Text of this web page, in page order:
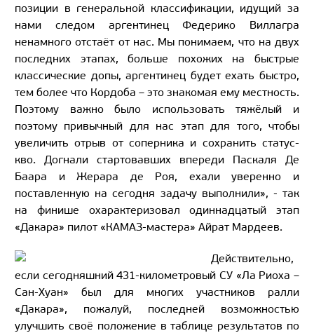
позиции в генеральной классификации, идущий за
нами следом аргентинец Федерико Виллагра
ненамного отстаёт от нас. Мы понимаем, что на двух
последних этапах, больше похожих на быстрые
классические допы, аргентинец будет ехать быстро,
тем более что Кордоба – это знакомая ему местность.
Поэтому важно было использовать тяжёлый и
поэтому привычный для нас этап для того, чтобы
увеличить отрыв от соперника и сохранить статус-
кво. Догнали стартовавших впереди Паскаля Де
Баара и Жерара де Роя, ехали уверенно и
поставленную на сегодня задачу выполнили», - так
на финише охарактеризовал одиннадцатый этап
«Дакара» пилот «КАМАЗ-мастера» Айрат Мардеев.
Действительно,
если сегодняшний 431-километровый СУ «Ла Риоха –
Сан-Хуан» был для многих участников ралли
«Дакара», пожалуй, последней возможностью
улучшить своё положение в таблице результатов по